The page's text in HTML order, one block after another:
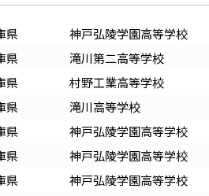
県
神戸弘陵学園高等学校
県
滝川第二高等学校
県
村野工業高等学校
県
滝川高等学校
県
神戸弘陵学園高等学校
県
神戸弘陵学園高等学校
県
神戸弘陵学園高等学校